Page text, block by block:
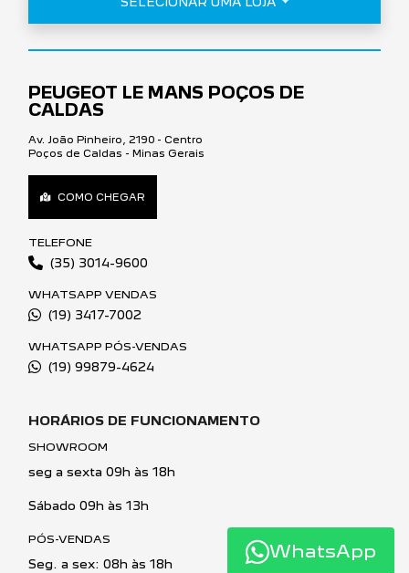
PEUGEOT LE MANS POÇOS DE
CALDAS
Av. João Pinheiro, 2190 - Centro
Poços de Caldas - Minas Gerais
COMO CHEGAR
TELEFONE
(35) 3014-9600
WHATSAPP VENDAS
(19) 3417-7002
WHATSAPP PÓS-VENDAS
(19) 99879-4624
HORÁRIOS DE FUNCIONAMENTO
SHOWROOM
seg a sexta 09h às 18h
Sábado 09h às 13h
PÓS-VENDAS
Seg. a sex: 08h às 18h
WhatsApp